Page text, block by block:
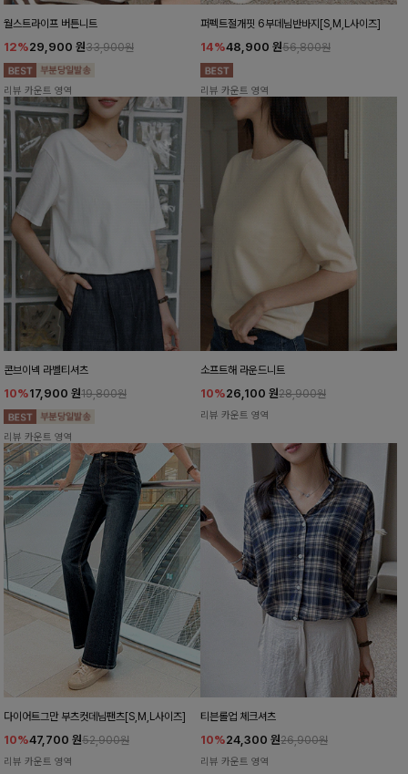
월스트라이프 버튼니트
12%29,900 원33,900원
리뷰 카운트 영역
퍼펙트절개핏 6부데님반바지[S,M,L사이즈]
14%48,900 원56,800원
리뷰 카운트 영역
콘브이넥 라벨티셔츠
10%17,900 원19,800원
리뷰 카운트 영역
소프트해 라운드니트
10%26,100 원28,900원
리뷰 카운트 영역
다이어트그만 부츠컷데님팬츠[S,M,L사이즈]
10%47,700 원52,900원
리뷰 카운트 영역
티븐롤업 체크셔츠
10%24,300 원26,900원
리뷰 카운트 영역